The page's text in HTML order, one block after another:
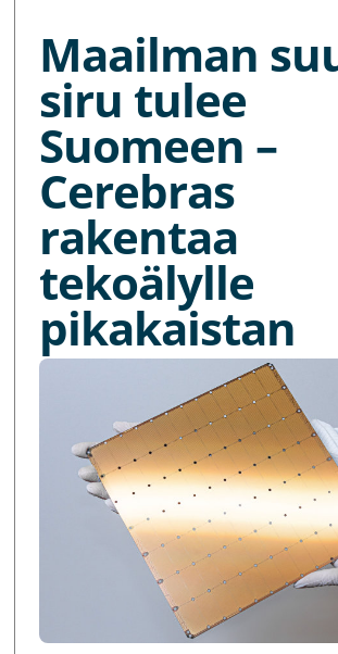
Maailman
siru tulee
Suomeen –
Cerebras
rakentaa
tekoälylle
pikakaistan